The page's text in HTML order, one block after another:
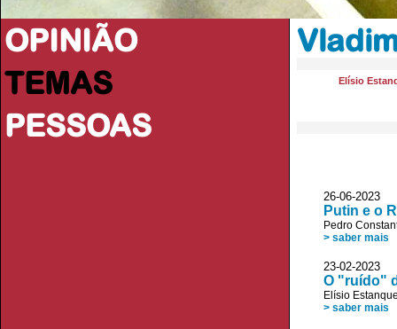
OPINIÃO
TEMAS
PESSOAS
Elísio
26-06-2023
Putin e o
Pedro
> saber mais
23-02-
O "ruído"
Elísio
> saber mais